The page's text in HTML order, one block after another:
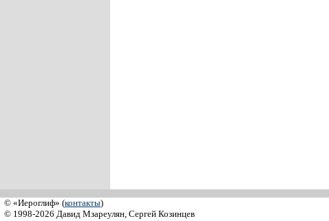
© «Иероглиф» (контакты)
© 1998-2026 Давид Мзареулян, Сергей Козинцев